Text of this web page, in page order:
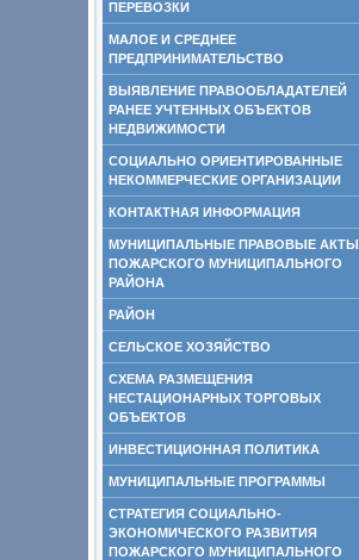
ПЕРЕВОЗКИ
МАЛОЕ И СРЕДНЕЕ
ПРЕДПРИНИМАТЕЛЬСТВО
ВЫЯВЛЕНИЕ ПРАВООБЛАДАТЕЛЕЙ
РАНЕЕ УЧТЕННЫХ ОБЪЕКТОВ
НЕДВИЖИМОСТИ
СОЦИАЛЬНО ОРИЕНТИРОВАННЫЕ
НЕКОММЕРЧЕСКИЕ ОРГАНИЗАЦИИ
КОНТАКТНАЯ ИНФОРМАЦИЯ
МУНИЦИПАЛЬНЫЕ ПРАВОВЫЕ АКТЫ
ПОЖАРСКОГО МУНИЦИПАЛЬНОГО
РАЙОНА
РАЙОН
СЕЛЬСКОЕ ХОЗЯЙСТВО
СХЕМА РАЗМЕЩЕНИЯ
НЕСТАЦИОНАРНЫХ ТОРГОВЫХ
ОБЪЕКТОВ
ИНВЕСТИЦИОННАЯ ПОЛИТИКА
МУНИЦИПАЛЬНЫЕ ПРОГРАММЫ
СТРАТЕГИЯ СОЦИАЛЬНО-
ЭКОНОМИЧЕСКОГО РАЗВИТИЯ
ПОЖАРСКОГО МУНИЦИПАЛЬНОГО